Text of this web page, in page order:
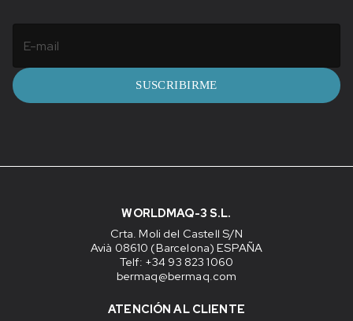
SUSCRIBIRME
WORLDMAQ-3 S.L.
Crta. Moli del Castell S/N
Avià 08610 (Barcelona) ESPAÑA
Telf: +34 93 823 1060
bermaq@bermaq.com
ATENCIÓN AL CLIENTE